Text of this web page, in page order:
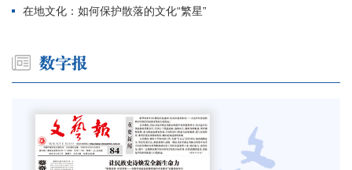
在地文化：如何保护散落的文化“繁星”